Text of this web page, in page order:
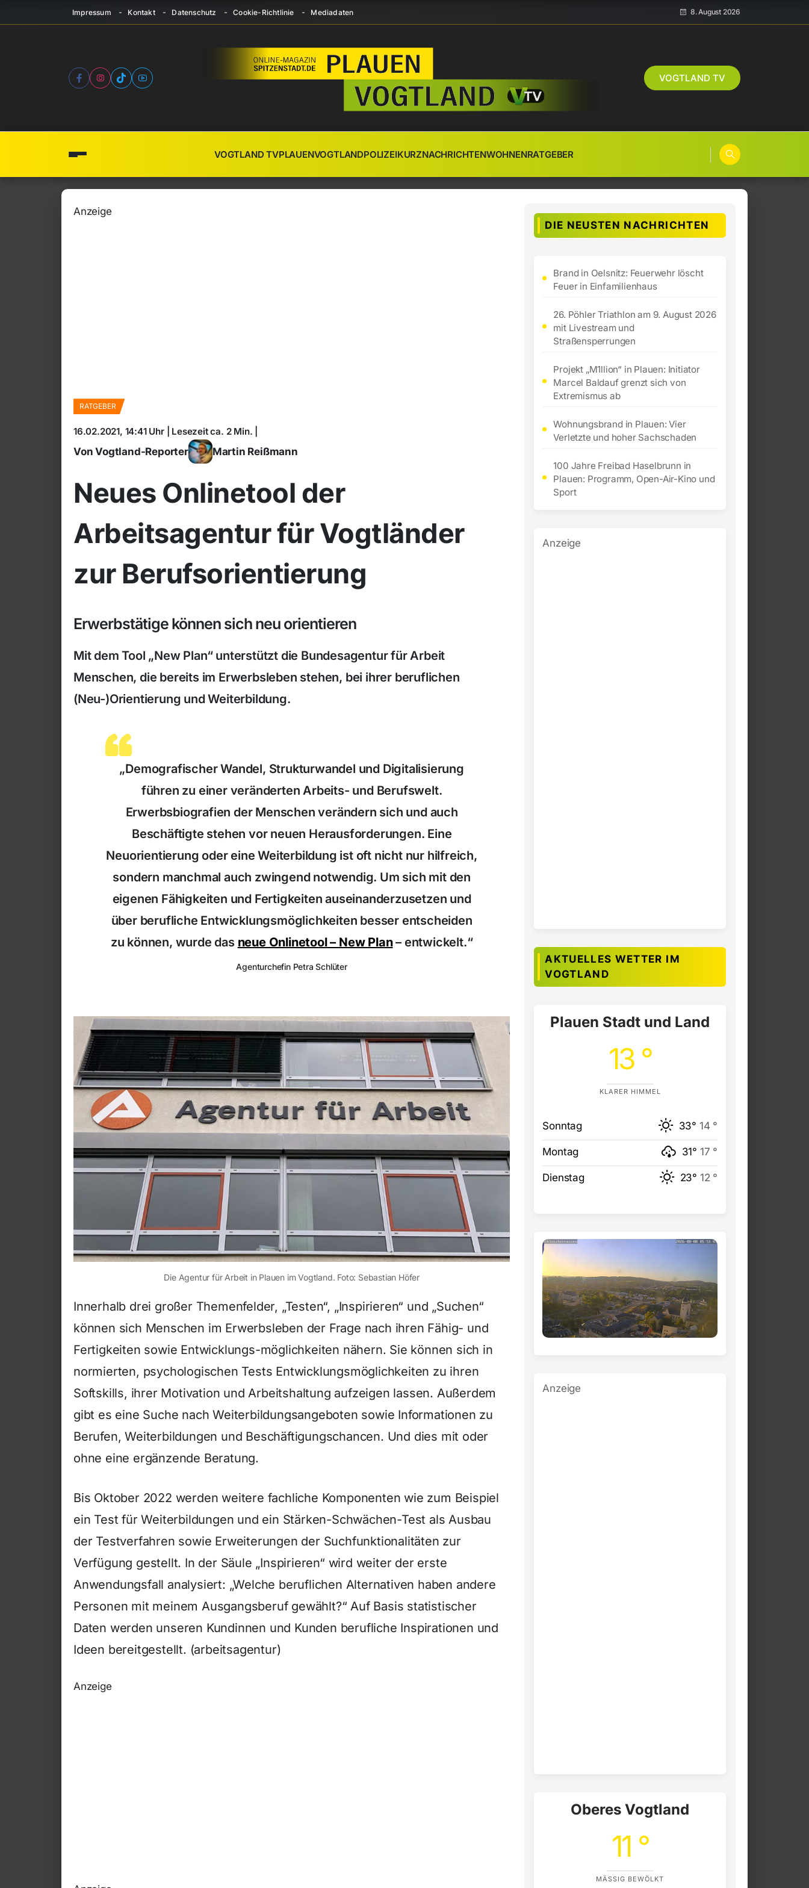
Impressum Kontakt Datenschutz Cookie-Richtlinie Mediadaten 8. August 2026
VOGTLAND TV
VOGTLAND TVPLAUENVOGTLANDPOLIZEIKURZNACHRICHTENWOHNENRATGEBER
Anzeige
RATGEBER
16.02.2021, 14:41 Uhr | Lesezeit ca. 2 Min. |
Von Vogtland-Reporter Martin Reißmann
Neues Onlinetool der
Arbeitsagentur für Vogtländer
zur Berufsorientierung
Erwerbstätige können sich neu orientieren
Mit dem Tool „New Plan“ unterstützt die Bundesagentur für Arbeit
Menschen, die bereits im Erwerbsleben stehen, bei ihrer beruflichen
(Neu-)Orientierung und Weiterbildung.
„Demografischer Wandel, Strukturwandel und Digitalisierung
führen zu einer veränderten Arbeits- und Berufswelt.
Erwerbsbiografien der Menschen verändern sich und auch
Beschäftigte stehen vor neuen Herausforderungen. Eine
Neuorientierung oder eine Weiterbildung ist oft nicht nur hilfreich,
sondern manchmal auch zwingend notwendig. Um sich mit den
eigenen Fähigkeiten und Fertigkeiten auseinanderzusetzen und
über berufliche Entwicklungsmöglichkeiten besser entscheiden
zu können, wurde das neue Onlinetool – New Plan– entwickelt.“
Agenturchefin Petra Schlüter
Die Agentur für Arbeit in Plauen im Vogtland. Foto: Sebastian Höfer
Innerhalb drei großer Themenfelder, „Testen“, „Inspirieren“ und „Suchen“
können sich Menschen im Erwerbsleben der Frage nach ihren Fähig- und
Fertigkeiten sowie Entwicklungs-möglichkeiten nähern. Sie können sich in
normierten, psychologischen Tests Entwicklungsmöglichkeiten zu ihren
Softskills, ihrer Motivation und Arbeitshaltung aufzeigen lassen. Außerdem
gibt es eine Suche nach Weiterbildungsangeboten sowie Informationen zu
Berufen, Weiterbildungen und Beschäftigungschancen. Und dies mit oder
ohne eine ergänzende Beratung.
Bis Oktober 2022 werden weitere fachliche Komponenten wie zum Beispiel
ein Test für Weiterbildungen und ein Stärken-Schwächen-Test als Ausbau
der Testverfahren sowie Erweiterungen der Suchfunktionalitäten zur
Verfügung gestellt. In der Säule „Inspirieren“ wird weiter der erste
Anwendungsfall analysiert: „Welche beruflichen Alternativen haben andere
Personen mit meinem Ausgangsberuf gewählt?“ Auf Basis statistischer
Daten werden unseren Kundinnen und Kunden berufliche Inspirationen und
Ideen bereitgestellt. (arbeitsagentur)
Anzeige
DIE NEUSTEN NACHRICHTEN
Brand in Oelsnitz: Feuerwehr löscht
Feuer in Einfamilienhaus
26. Pöhler Triathlon am 9. August 2026
mit Livestream und
Straßensperrungen
Projekt „M1llion“ in Plauen: Initiator
Marcel Baldauf grenzt sich von
Extremismus ab
Wohnungsbrand in Plauen: Vier
Verletzte und hoher Sachschaden
100 Jahre Freibad Haselbrunn in
Plauen: Programm, Open-Air-Kino und
Sport
Anzeige
AKTUELLES WETTER IM
VOGTLAND
Plauen Stadt und Land
13 °
KLARER HIMMEL
Sonntag 33° 14 °
Montag 31° 17 °
Dienstag 23° 12 °
Anzeige
Oberes Vogtland
11 °
MÄSSIG BEWÖLKT